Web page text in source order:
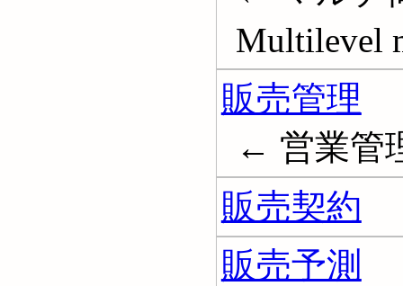
Multilevel
販売管理
← 営業管
販売契約
販売予測